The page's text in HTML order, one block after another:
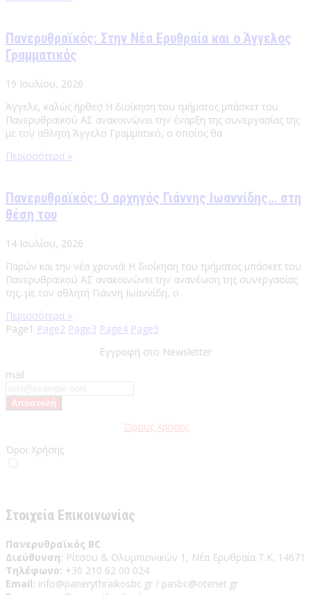
Πανερυθραϊκός: Στην Νέα Ερυθραία και ο Άγγελος
Γραμματικός
19 Ιουλίου, 2026
Άγγελε, καλώς ήρθες! Η διοίκηση του τμήματος μπάσκετ του
Πανερυθραϊκού ΑΣ ανακοινώνει την έναρξη της συνεργασίας της
με τον αθλητή Άγγελο Γραμματικό, ο οποίος θα
Περισσότερα »
Πανερυθραϊκός: Ο αρχηγός Γιάννης Ιωαννίδης… στη
θέση του
14 Ιουλίου, 2026
Παρών και την νέα χρονιά! Η διοίκηση του τμήματος μπάσκετ του
Πανερυθραϊκού ΑΣ ανακοινώνει την ανανέωση της συνεργασίας
της, με τον αθλητή Γιάννη Ιωαννίδη, ο
Περισσότερα »
Page1 Page2 Page3 Page4 Page5
Εγγραφή στο Newsletter
mail
Όρους Χρήσης
Όροι Χρήσης
Στοιχεία Επικοινωνίας
Πανερυθραϊκός BC
Διεύθυνση: Ρίτσου & Ολυμπιονικών 1, Νέα Ερυθραία Τ.Κ. 14671
Τηλέφωνο: +30 210 62 00 024
Email: info@panerythraikosbc.gr / pasbc@otenet.gr